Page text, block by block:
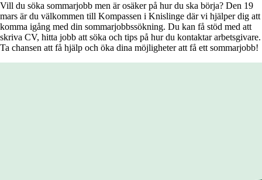
Vill du söka sommarjobb men är osäker på hur du ska börja? Den 19
mars är du välkommen till Kompassen i Knislinge där vi hjälper dig att
komma igång med din sommarjobbssökning. Du kan få stöd med att
skriva CV, hitta jobb att söka och tips på hur du kontaktar arbetsgivare.
Ta chansen att få hjälp och öka dina möjligheter att få ett sommarjobb!